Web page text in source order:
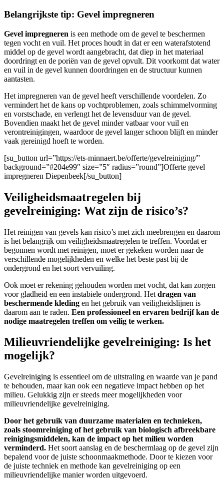
Belangrijkste tip: Gevel impregneren
Gevel impregneren is een methode om de gevel te beschermen
tegen vocht en vuil. Het proces houdt in dat er een waterafstotend
middel op de gevel wordt aangebracht, dat diep in het materiaal
doordringt en de poriën van de gevel opvult. Dit voorkomt dat water
en vuil in de gevel kunnen doordringen en de structuur kunnen
aantasten.
Het impregneren van de gevel heeft verschillende voordelen. Zo
vermindert het de kans op vochtproblemen, zoals schimmelvorming
en vorstschade, en verlengt het de levensduur van de gevel.
Bovendien maakt het de gevel minder vatbaar voor vuil en
verontreinigingen, waardoor de gevel langer schoon blijft en minder
vaak gereinigd hoeft te worden.
[su_button url=”https://ets-minnaert.be/offerte/gevelreiniging/”
background=”#204e99″ size=”5″ radius=”round”]Offerte gevel
impregneren Diepenbeek[/su_button]
Veiligheidsmaatregelen bij
gevelreiniging: Wat zijn de risico’s?
Het reinigen van gevels kan risico’s met zich meebrengen en daarom
is het belangrijk om veiligheidsmaatregelen te treffen. Voordat er
begonnen wordt met reinigen, moet er gekeken worden naar de
verschillende mogelijkheden en welke het beste past bij de
ondergrond en het soort vervuiling.
Ook moet er rekening gehouden worden met vocht, dat kan zorgen
voor gladheid en een instabiele ondergrond. Het dragen van
beschermende kleding en het gebruik van veiligheidslijnen is
daarom aan te raden. Een professioneel en ervaren bedrijf kan de
nodige maatregelen treffen om veilig te werken.
Milieuvriendelijke gevelreiniging: Is het
mogelijk?
Gevelreiniging is essentieel om de uitstraling en waarde van je pand
te behouden, maar kan ook een negatieve impact hebben op het
milieu. Gelukkig zijn er steeds meer mogelijkheden voor
milieuvriendelijke gevelreiniging.
Door het gebruik van duurzame materialen en technieken,
zoals stoomreiniging of het gebruik van biologisch afbreekbare
reinigingsmiddelen, kan de impact op het milieu worden
verminderd. Het soort aanslag en de beschermlaag op de gevel zijn
bepalend voor de juiste schoonmaakmethode. Door te kiezen voor
de juiste techniek en methode kan gevelreiniging op een
milieuvriendelijke manier worden uitgevoerd.